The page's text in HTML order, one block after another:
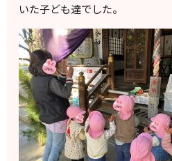
いた子ども達でした。